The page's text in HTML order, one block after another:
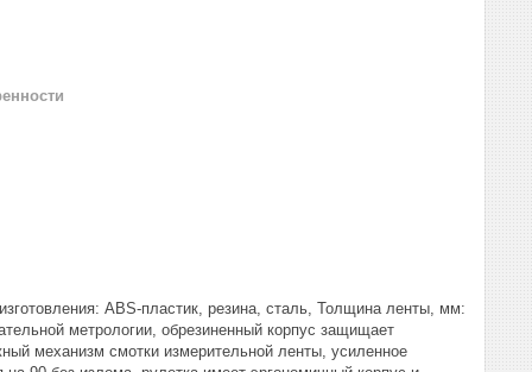
ABS-пластик, резина, сталь, Толщина ленты, мм:
метрологии, обрезиненный корпус защищает
механизм смотки измерительной ленты, усиленное